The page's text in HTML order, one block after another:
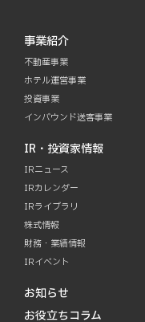
事業紹介
不動産事業
ホテル運営事業
投資事業
インバウンド送客事業
IR・投資家情報
IRニュース
IRカレンダー
IRライブラリ
株式情報
財務・業績情報
IRイベント
お知らせ
お役立ちコラム